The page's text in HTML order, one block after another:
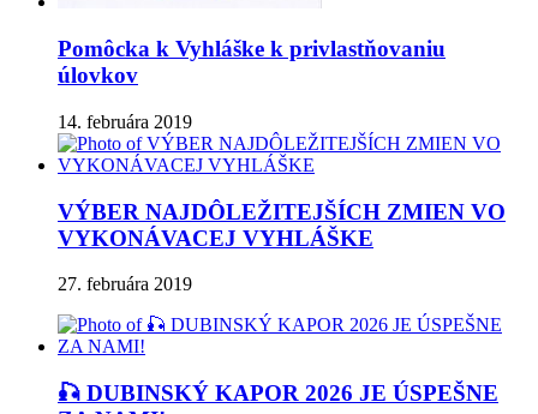
Pomôcka k Vyhláške k privlastňovaniu
úlovkov
14. februára 2019
VÝBER NAJDÔLEŽITEJŠÍCH ZMIEN VO
VYKONÁVACEJ VYHLÁŠKE
27. februára 2019
🎣 DUBINSKÝ KAPOR 2026 JE ÚSPEŠNE